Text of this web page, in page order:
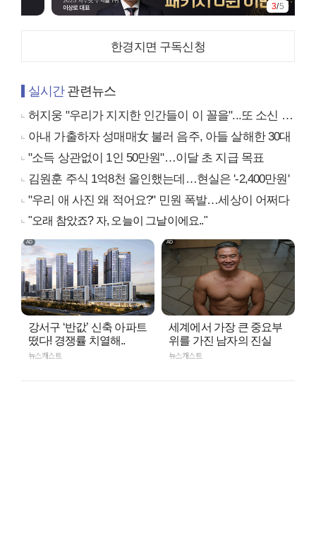
3/5
한경지면 구독신청
실시간관련뉴스
허지웅 "우리가 지지한 인간들이 이 꼴을"...또 소신 발언
아내 가출하자 성매매女 불러 음주, 아들 살해한 30대
"소득 상관없이 1인 50만원"…이달 초 지급 목표
김원훈 주식 1억8천 올인했는데…현실은 '-2,400만원'
"우리 애 사진 왜 적어요?" 민원 폭발…세상이 어쩌다
"오래 참았죠? 자, 오늘이 그날이에요.."
강서구 ‘반값’ 신축 아파트
떴다! 경쟁률 치열해..
뉴스캐스트
세계에서 가장 큰 중요부
위를 가진 남자의 진실
뉴스캐스트